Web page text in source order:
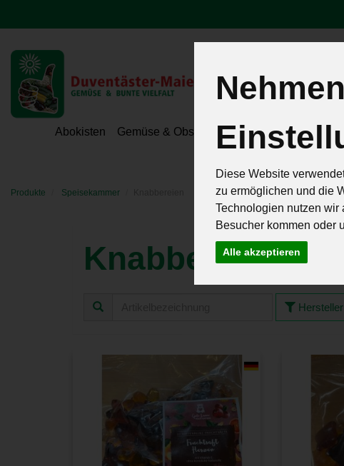
Diese Website
zu ermöglichen und die
Technologien nutzen wir
Besucher kommen oder
Alle akzeptieren
Hoeri - Gemüse
Abokisten Gemüse & Obst Hofeigene Spezialitäten
Produkte Speisekammer
Knabbereien 7 von 259
Hersteller